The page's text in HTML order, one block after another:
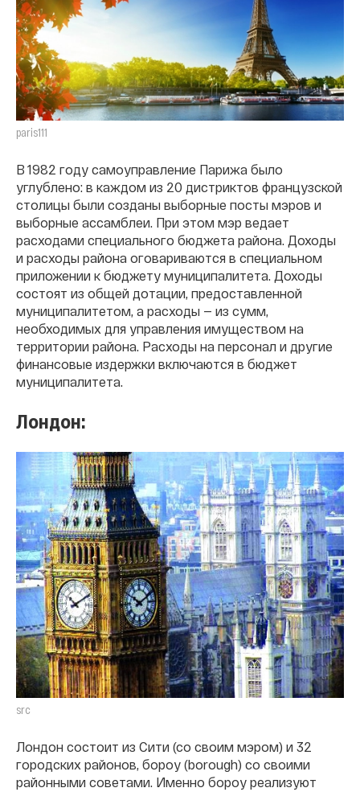
paris111
В 1982 году самоуправление Парижа было
углублено: в каждом из 20 дистриктов французской
столицы были созданы выборные посты мэров и
выборные ассамблеи. При этом мэр ведает
расходами специального бюджета района. Доходы
и расходы района оговариваются в специальном
приложении к бюджету муниципалитета. Доходы
состоят из общей дотации, предоставленной
муниципалитетом, а расходы — из сумм,
необходимых для управления имуществом на
территории района. Расходы на персонал и другие
финансовые издержки включаются в бюджет
муниципалитета.
Лондон:
src
Лондон состоит из Сити (со своим мэром) и 32
городских районов, бороу (borough) со своими
районными советами. Именно бороу реализуют